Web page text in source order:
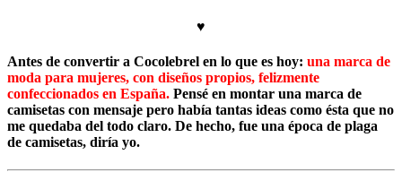
♥
Antes de convertir a Cocolebrel en lo que es hoy: una marca de
moda para mujeres, con diseños propios, felizmente
confeccionados en España. Pensé en montar una marca de
camisetas con mensaje pero había tantas ideas como ésta que no
me quedaba del todo claro. De hecho, fue una época de plaga
de camisetas, diría yo.